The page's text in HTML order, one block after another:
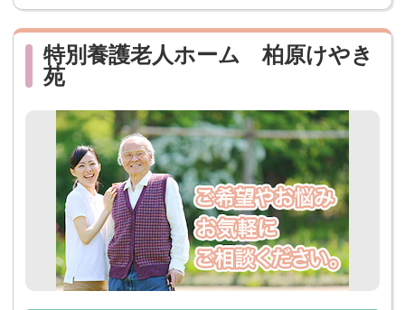
特別養護老人ホーム 柏原けやき
苑